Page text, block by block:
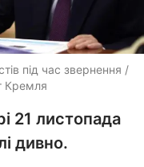
під час звернення /
Кремля
21 листопада
дивно.